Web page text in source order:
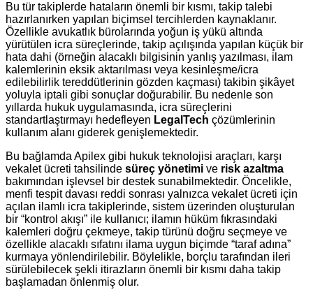
Bu tür takiplerde hataların önemli bir kısmı, takip talebi
hazırlanırken yapılan biçimsel tercihlerden kaynaklanır.
Özellikle avukatlık bürolarında yoğun iş yükü altında
yürütülen icra süreçlerinde, takip açılışında yapılan küçük bir
hata dahi (örneğin alacaklı bilgisinin yanlış yazılması, ilam
kalemlerinin eksik aktarılması veya kesinleşme/icra
edilebilirlik tereddütlerinin gözden kaçması) takibin şikâyet
yoluyla iptali gibi sonuçlar doğurabilir. Bu nedenle son
yıllarda hukuk uygulamasında, icra süreçlerini
standartlaştırmayı hedefleyen LegalTech çözümlerinin
kullanım alanı giderek genişlemektedir.
Bu bağlamda Apilex gibi hukuk teknolojisi araçları, karşı
vekalet ücreti tahsilinde süreç yönetimi ve risk azaltma
bakımından işlevsel bir destek sunabilmektedir. Öncelikle,
menfi tespit davası reddi sonrası yalnızca vekalet ücreti için
açılan ilamlı icra takiplerinde, sistem üzerinden oluşturulan
bir “kontrol akışı” ile kullanıcı; ilamın hüküm fıkrasındaki
kalemleri doğru çekmeye, takip türünü doğru seçmeye ve
özellikle alacaklı sıfatını ilama uygun biçimde “taraf adına”
kurmaya yönlendirilebilir. Böylelikle, borçlu tarafından ileri
sürülebilecek şekli itirazların önemli bir kısmı daha takip
başlamadan önlenmiş olur.